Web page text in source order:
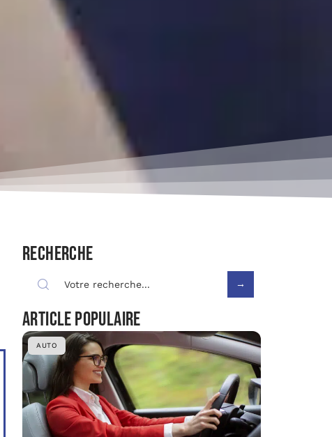
Recherche
Article populaire
AUTO